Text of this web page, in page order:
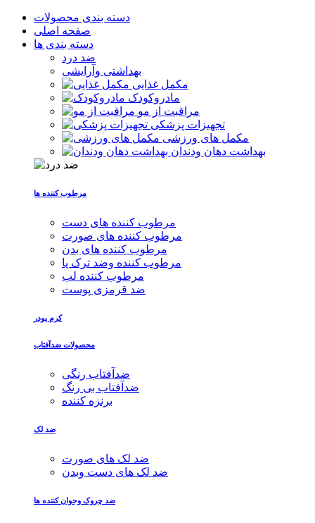
دسته بندی محصولات
صفحه اصلی
دسته بندی ها
ضد درد
بهداشتی وآرایشی
مکمل غذایی
مادروکودک
مراقبت از مو
تجهیزات پزشکی
مکمل های ورزشی
بهداشت دهان ودندان
مرطوب کننده ها
مرطوب کننده های دست
مرطوب کننده های صورت
مرطوب کننده های بدن
مرطوب کننده وضد ترک پا
مرطوب کننده لب
ضد قرمزی پوست
کرم پودر
محصولات ضدآفتاب
ضدآفتاب رنگی
ضدآفتاب بی رنگ
برنزه کننده
ضد لک
ضد لک های صورت
ضد لک های دست وبدن
ضد چروک وجوان کننده ها